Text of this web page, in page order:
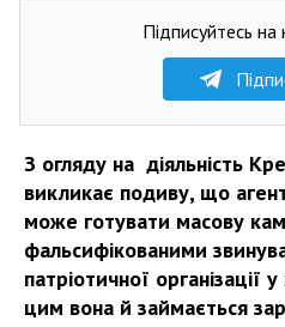
Підписуйтесь
З огляду на діяльність
викликає подиву, що
може готувати масову
фальсифікованими
патріотичної організації
цим вона й займається